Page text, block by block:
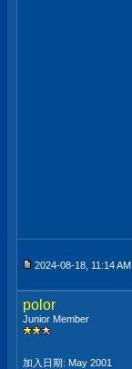
2024-08-18, 11:14
polor
Junior Member
加入日期: May 2001